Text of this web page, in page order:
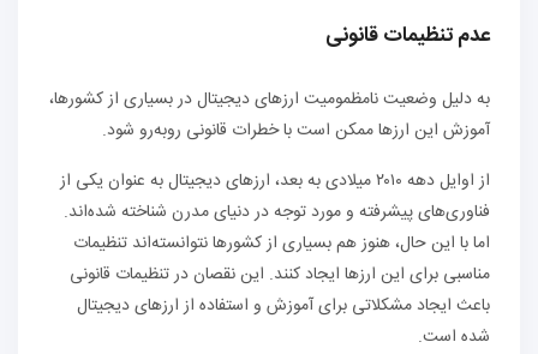
عدم تنظیمات قانونی
به دلیل وضعیت نامظمومیت ارزهای دیجیتال در بسیاری از کشورها،
آموزش این ارزها ممکن است با خطرات قانونی روبه‌رو شود.
از اوایل دهه ۲۰۱۰ میلادی به بعد، ارزهای دیجیتال به عنوان یکی از
فناوری‌های پیشرفته و مورد توجه در دنیای مدرن شناخته شده‌اند.
اما با این حال، هنوز هم بسیاری از کشورها نتوانسته‌اند تنظیمات
مناسبی برای این ارزها ایجاد کنند. این نقصان در تنظیمات قانونی
باعث ایجاد مشکلاتی برای آموزش و استفاده از ارزهای دیجیتال
شده است.